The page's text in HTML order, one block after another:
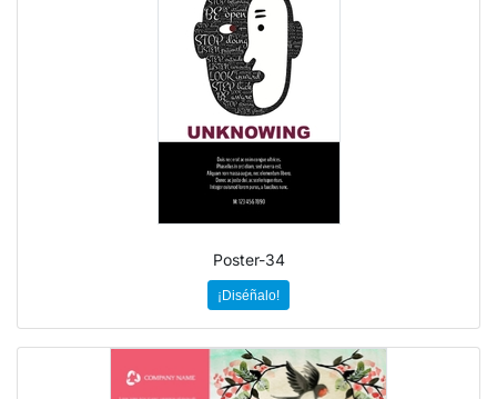
Poster-34
¡Diséñalo!